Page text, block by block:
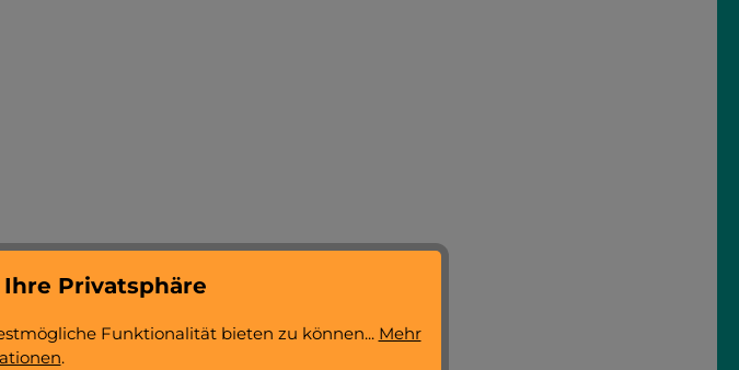
Privatsphäre
Funktionalität bieten zu können... Mehr
.